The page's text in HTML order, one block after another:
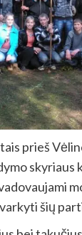
prieš
skyriaus
šių